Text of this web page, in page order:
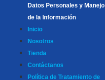
Datos Personales y Manejo
de la Información
Inicio
Nosotros
Tienda
Contáctanos
Política de Tratamiento de